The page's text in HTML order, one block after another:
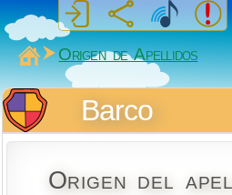
MiSabueso
Origen de Apellidos
Barco
Origen del